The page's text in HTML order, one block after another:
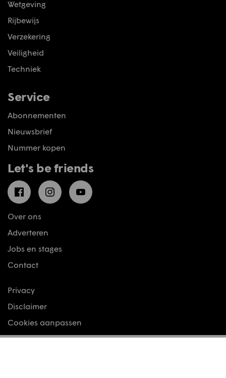
Wetgeving
Rijbewijs
Verzekering
Veiligheid
Techniek
Service
Abonnementen
Nieuwsbrief
Nummer kopen
Let's be friends
FacebookInstagramYouTube
Over ons
Adverteren
Jobs en stages
Contact
Privacy
Disclaimer
Cookies aanpassen